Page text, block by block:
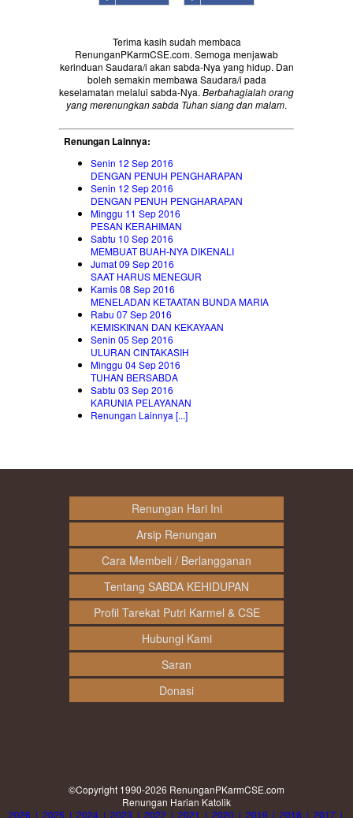
Terima kasih sudah membaca
RenunganPKarmCSE.com. Semoga menjawab
kerinduan Saudara/i akan sabda-Nya yang hidup. Dan
boleh semakin membawa Saudara/i pada
keselamatan melalui sabda-Nya. Berbahagialah orang
yang merenungkan sabda Tuhan siang dan malam.
Renungan Lainnya:
Senin 12 Sep 2016
DENGAN PENUH PENGHARAPAN
Senin 12 Sep 2016
DENGAN PENUH PENGHARAPAN
Minggu 11 Sep 2016
PESAN KERAHIMAN
Sabtu 10 Sep 2016
MEMBUAT BUAH-NYA DIKENALI
Jumat 09 Sep 2016
SAAT HARUS MENEGUR
Kamis 08 Sep 2016
MENELADAN KETAATAN BUNDA MARIA
Rabu 07 Sep 2016
KEMISKINAN DAN KEKAYAAN
Senin 05 Sep 2016
ULURAN CINTAKASIH
Minggu 04 Sep 2016
TUHAN BERSABDA
Sabtu 03 Sep 2016
KARUNIA PELAYANAN
Renungan Lainnya [...]
Renungan Hari Ini
Arsip Renungan
Cara Membeli / Berlangganan
Tentang SABDA KEHIDUPAN
Profil Tarekat Putri Karmel & CSE
Hubungi Kami
Saran
Donasi
©Copyright 1990-2026 RenunganPKarmCSE.com
Renungan Harian Katolik
2026 | 2025 | 2024 | 2023 | 2022 | 2021 | 2020 | 2019 | 2018 | 2017 |